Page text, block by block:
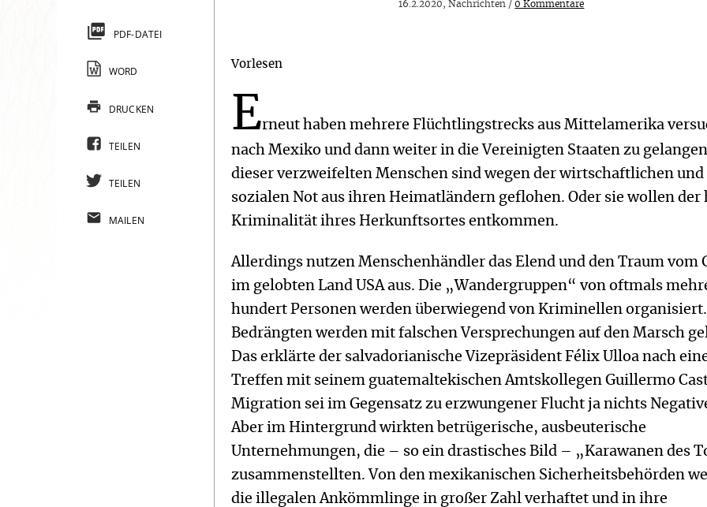
16.2.2020, Nachrichten /0 Kommentare
Vorlesen
Erneut haben mehrere Flüchtlingstrecks aus Mittelamerika
nach Mexiko und dann weiter in die Vereinigten Staaten zu
dieser verzweifelten Menschen sind wegen der wirtschaftlichen und
sozialen Not aus ihren Heimatländern geflohen. Oder sie wollen der
Kriminalität ihres Herkunftsortes entkommen.
Allerdings nutzen Menschenhändler das Elend und den Traum vom
im gelobten Land USA aus. Die „Wandergruppen“ von oftmals
hundert Personen werden überwiegend von Kriminellen
Bedrängten werden mit falschen Versprechungen auf den Marsch
Das erklärte der salvadorianische Vizepräsident Félix Ulloa nach
Treffen mit seinem guatemaltekischen Amtskollegen Guillermo
Migration sei im Gegensatz zu erzwungener Flucht ja nichts
Aber im Hintergrund wirkten betrügerische, ausbeuterische
Unternehmungen, die – so ein drastisches Bild – „Karawanen des
zusammenstellten. Von den mexikanischen Sicherheitsbehörden
die illegalen Ankömmlinge in großer Zahl verhaftet und in ihre
PDF-DATEI
WORD
DRUCKEN
TEILEN
TEILEN
MAILEN